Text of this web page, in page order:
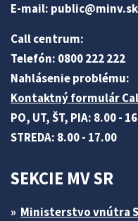
E-mail: public@minv.sk
Call centrum:
Telefón: 0800 222 222
Nahlásenie problému:
Kontaktný formulár
PO, UT, ŠT, PIA: 8.00 -
STREDA: 8.00 - 17.00
SEKCIE MV SR
Ministerstvo vnútra